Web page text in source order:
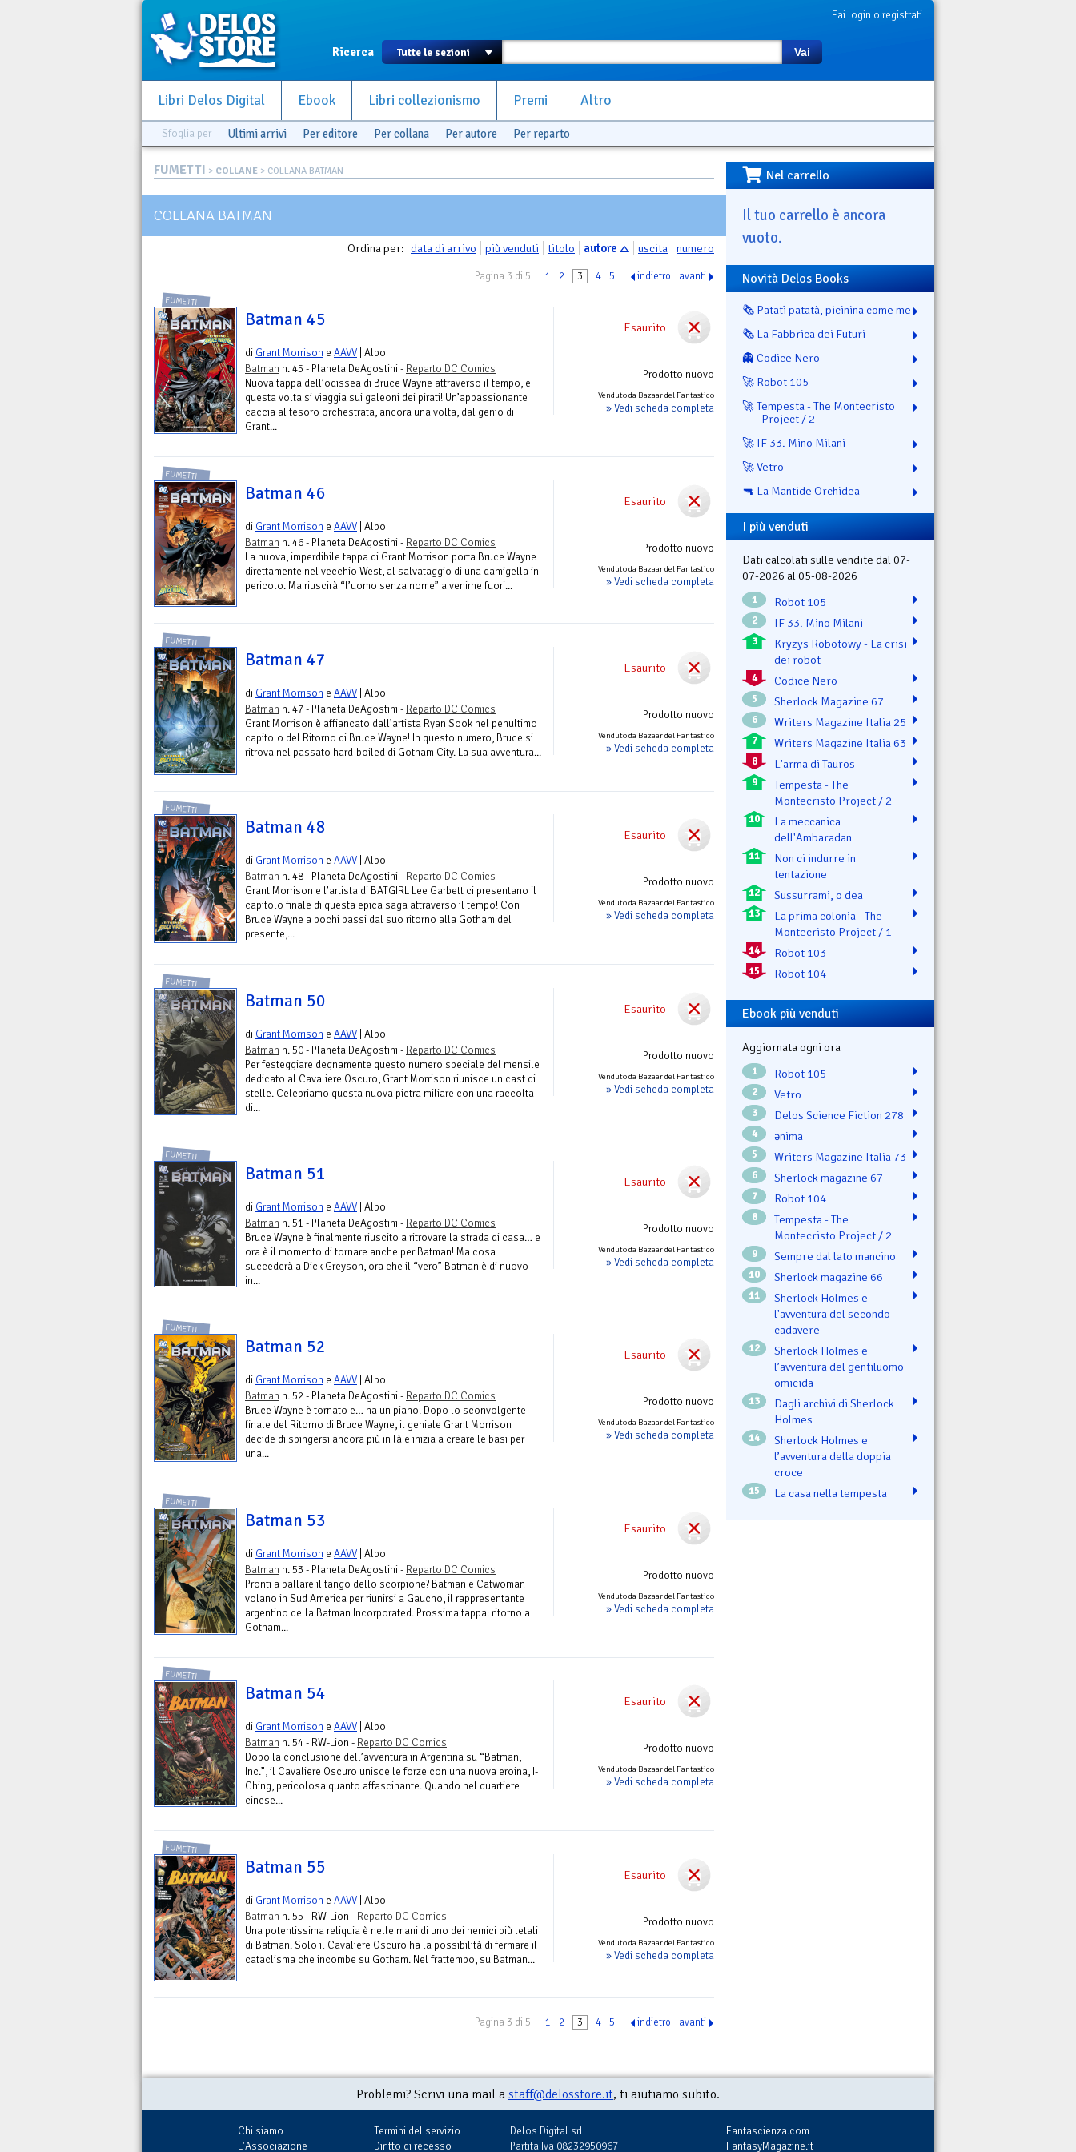
Fai login o registrati
Ricerca Vai
Libri Delos Digital Ebook Libri collezionismo Premi Altro
Sfoglia per Ultimi arrivi Per editore Per collana Per autore Per reparto
FUMETTI > COLLANE > COLLANA BATMAN
COLLANA BATMAN
Ordina per: data di arrivo più venduti titolo autore uscita numero
Pagina 3 di 5 1 2 3 4 5 indietro avanti
Esaurito
Prodotto nuovo
Venduto da Bazaar del Fantastico
» Vedi scheda completa
FUMETTI
Batman 45
di Grant Morrison e AAVV | Albo
Batman n. 45 - Planeta DeAgostini - Reparto DC Comics
Nuova tappa dell’odissea di Bruce Wayne attraverso il tempo, e
questa volta si viaggia sui galeoni dei pirati! Un’appassionante
caccia al tesoro orchestrata, ancora una volta, dal genio di
Grant...
Esaurito
Prodotto nuovo
Venduto da Bazaar del Fantastico
» Vedi scheda completa
FUMETTI
Batman 46
di Grant Morrison e AAVV | Albo
Batman n. 46 - Planeta DeAgostini - Reparto DC Comics
La nuova, imperdibile tappa di Grant Morrison porta Bruce Wayne
direttamente nel vecchio West, al salvataggio di una damigella in
pericolo. Ma riuscirà “l’uomo senza nome” a venirne fuori...
Esaurito
Prodotto nuovo
Venduto da Bazaar del Fantastico
» Vedi scheda completa
FUMETTI
Batman 47
di Grant Morrison e AAVV | Albo
Batman n. 47 - Planeta DeAgostini - Reparto DC Comics
Grant Morrison è affiancato dall’artista Ryan Sook nel penultimo
capitolo del Ritorno di Bruce Wayne! In questo numero, Bruce si
ritrova nel passato hard-boiled di Gotham City. La sua avventura...
Esaurito
Prodotto nuovo
Venduto da Bazaar del Fantastico
» Vedi scheda completa
FUMETTI
Batman 48
di Grant Morrison e AAVV | Albo
Batman n. 48 - Planeta DeAgostini - Reparto DC Comics
Grant Morrison e l’artista di BATGIRL Lee Garbett ci presentano il
capitolo finale di questa epica saga attraverso il tempo! Con
Bruce Wayne a pochi passi dal suo ritorno alla Gotham del
presente,...
Esaurito
Prodotto nuovo
Venduto da Bazaar del Fantastico
» Vedi scheda completa
FUMETTI
Batman 50
di Grant Morrison e AAVV | Albo
Batman n. 50 - Planeta DeAgostini - Reparto DC Comics
Per festeggiare degnamente questo numero speciale del mensile
dedicato al Cavaliere Oscuro, Grant Morrison riunisce un cast di
stelle. Celebriamo questa nuova pietra miliare con una raccolta
di...
Esaurito
Prodotto nuovo
Venduto da Bazaar del Fantastico
» Vedi scheda completa
FUMETTI
Batman 51
di Grant Morrison e AAVV | Albo
Batman n. 51 - Planeta DeAgostini - Reparto DC Comics
Bruce Wayne è finalmente riuscito a ritrovare la strada di casa… e
ora è il momento di tornare anche per Batman! Ma cosa
succederà a Dick Greyson, ora che il “vero” Batman è di nuovo
in...
Esaurito
Prodotto nuovo
Venduto da Bazaar del Fantastico
» Vedi scheda completa
FUMETTI
Batman 52
di Grant Morrison e AAVV | Albo
Batman n. 52 - Planeta DeAgostini - Reparto DC Comics
Bruce Wayne è tornato e… ha un piano! Dopo lo sconvolgente
finale del Ritorno di Bruce Wayne, il geniale Grant Morrison
decide di spingersi ancora più in là e inizia a creare le basi per
una...
Esaurito
Prodotto nuovo
Venduto da Bazaar del Fantastico
» Vedi scheda completa
FUMETTI
Batman 53
di Grant Morrison e AAVV | Albo
Batman n. 53 - Planeta DeAgostini - Reparto DC Comics
Pronti a ballare il tango dello scorpione? Batman e Catwoman
volano in Sud America per riunirsi a Gaucho, il rappresentante
argentino della Batman Incorporated. Prossima tappa: ritorno a
Gotham...
Esaurito
Prodotto nuovo
Venduto da Bazaar del Fantastico
» Vedi scheda completa
FUMETTI
Batman 54
di Grant Morrison e AAVV | Albo
Batman n. 54 - RW-Lion - Reparto DC Comics
Dopo la conclusione dell’avventura in Argentina su “Batman,
Inc.”, il Cavaliere Oscuro unisce le forze con una nuova eroina, I-
Ching, pericolosa quanto affascinante. Quando nel quartiere
cinese...
Esaurito
Prodotto nuovo
Venduto da Bazaar del Fantastico
» Vedi scheda completa
FUMETTI
Batman 55
di Grant Morrison e AAVV | Albo
Batman n. 55 - RW-Lion - Reparto DC Comics
Una potentissima reliquia è nelle mani di uno dei nemici più letali
di Batman. Solo il Cavaliere Oscuro ha la possibilità di fermare il
cataclisma che incombe su Gotham. Nel frattempo, su Batman...
Pagina 3 di 5 1 2 3 4 5 indietro avanti
Nel carrello
Il tuo carrello è ancora
vuoto.
Novità Delos Books
🗞️ Patatì patatà, picinina come me
🗞️ La Fabbrica dei Futuri
👻 Codice Nero
🚀 Robot 105
🚀 Tempesta - The Montecristo
Project / 2
🚀 IF 33. Mino Milani
🚀 Vetro
🔫 La Mantide Orchidea
I più venduti
Dati calcolati sulle vendite dal 07-
07-2026 al 05-08-2026
1 Robot 105
2 IF 33. Mino Milani
3
Kryzys Robotowy - La crisi
dei robot
4 Codice Nero
5 Sherlock Magazine 67
6 Writers Magazine Italia 25
7 Writers Magazine Italia 63
8 L'arma di Tauros
9
Tempesta - The
Montecristo Project / 2
10
La meccanica
dell'Ambaradan
11
Non ci indurre in
tentazione
12 Sussurrami, o dea
13
La prima colonia - The
Montecristo Project / 1
14 Robot 103
15 Robot 104
Ebook più venduti
Aggiornata ogni ora
1 Robot 105
2 Vetro
3 Delos Science Fiction 278
4 ənima
5 Writers Magazine Italia 73
6 Sherlock magazine 67
7 Robot 104
8
Tempesta - The
Montecristo Project / 2
9 Sempre dal lato mancino
10 Sherlock magazine 66
11
Sherlock Holmes e
l'avventura del secondo
cadavere
12
Sherlock Holmes e
l’avventura del gentiluomo
omicida
13
Dagli archivi di Sherlock
Holmes
14
Sherlock Holmes e
l’avventura della doppia
croce
15 La casa nella tempesta
Problemi? Scrivi una mail a staff@delosstore.it, ti aiutiamo subito.
Chi siamo
L'Associazione
Termini del servizio
Diritto di recesso
Delos Digital srl
Partita Iva 08232950967
Fantascienza.com
FantasyMagazine.it